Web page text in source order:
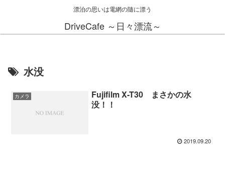
漂泊の思いは電網の隨に漂う
DriveCafe ～日々漂流～
水没
カメラ
Fujifilm X-T30 まさかの水
没！！
2019.09.20